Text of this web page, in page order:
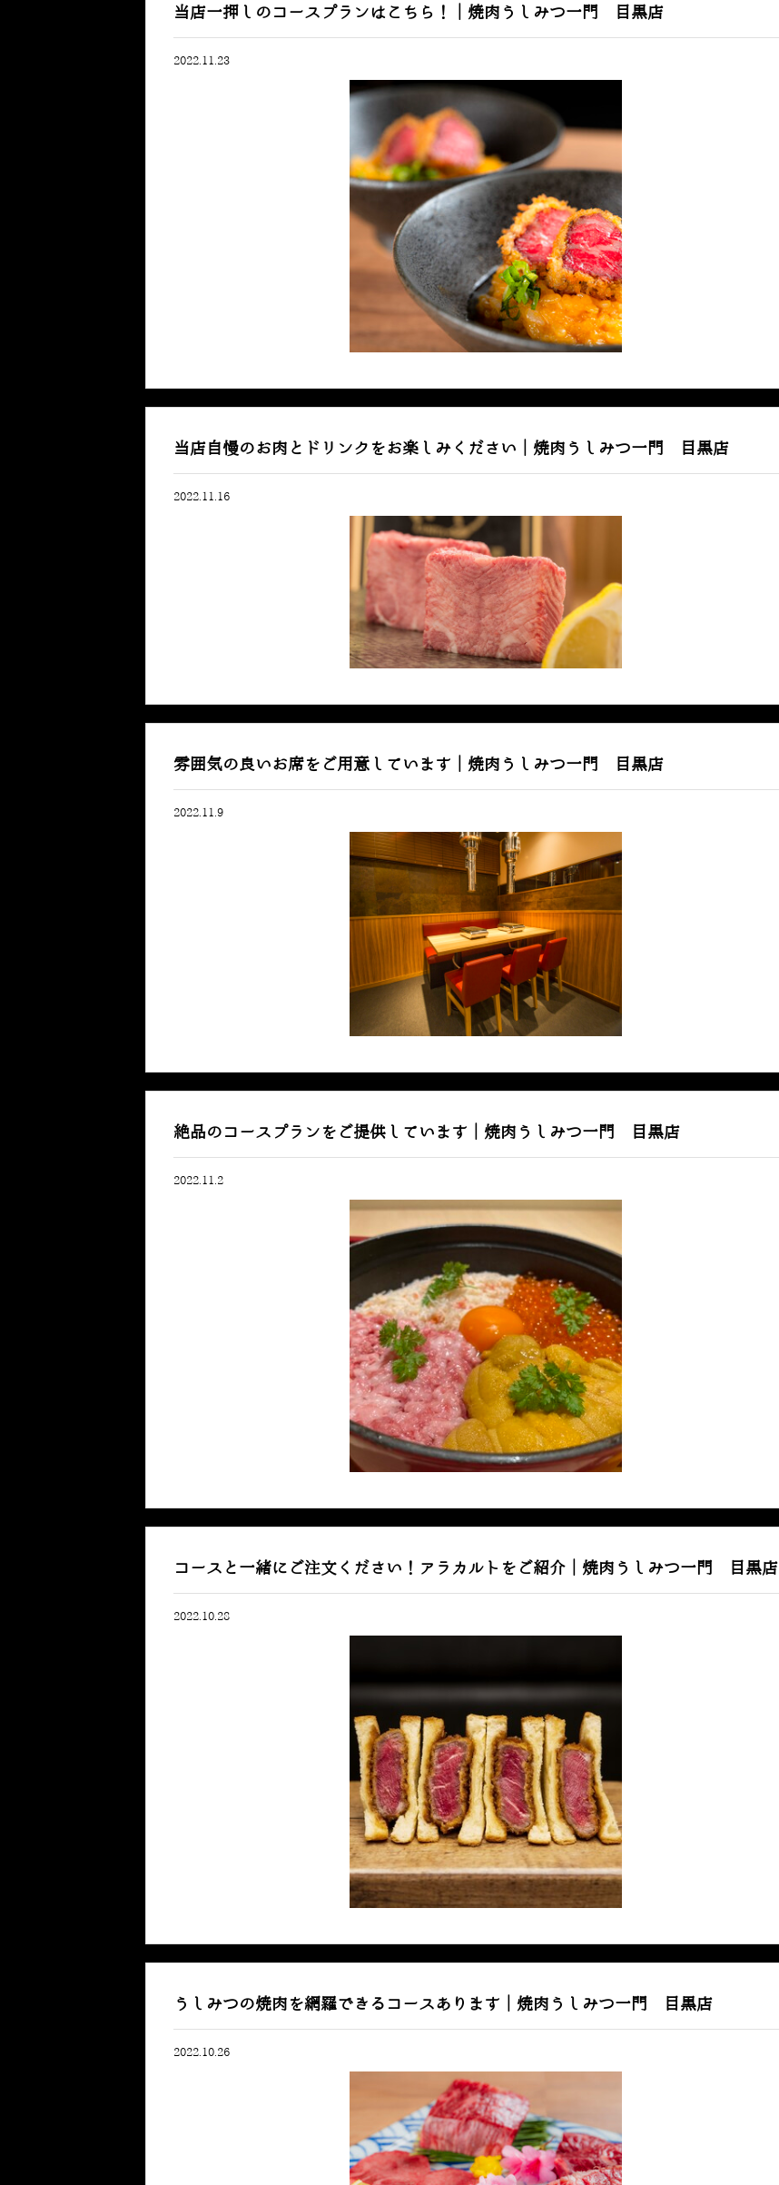
当店一押しのコースプランはこちら！｜焼肉うしみつ一門 目黒店
2022.11.23
当店自慢のお肉とドリンクをお楽しみください｜焼肉うしみつ一門 目黒店
2022.11.16
雰囲気の良いお席をご用意しています｜焼肉うしみつ一門 目黒店
2022.11.9
絶品のコースプランをご提供しています｜焼肉うしみつ一門 目黒店
2022.11.2
コースと一緒にご注文ください！アラカルトをご紹介｜焼肉うしみつ一門 目黒店
2022.10.28
うしみつの焼肉を網羅できるコースあります｜焼肉うしみつ一門 目黒店
2022.10.26